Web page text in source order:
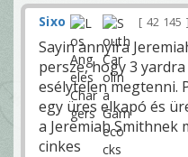
Sixo 42 145
Sayin annyira
persze, hogy 3
esélytelen megtenni.
egy üres elkapó és
a Jeremiah Smithnek
cinkes